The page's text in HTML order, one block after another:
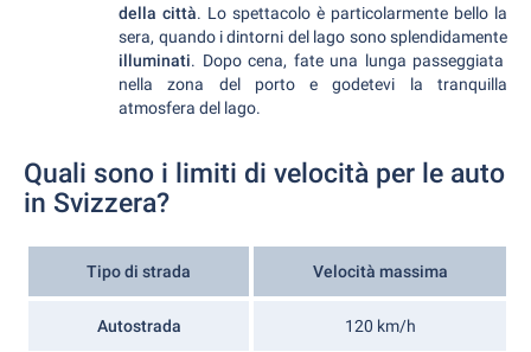
della città. Lo spettacolo è particolarmente bello la
sera, quando i dintorni del lago sono splendidamente
illuminati. Dopo cena, fate una lunga passeggiata
nella zona del porto e godetevi la tranquilla
atmosfera del lago.
Quali sono i limiti di velocità per le auto
in Svizzera?
Tipo di strada Velocità massima
Autostrada 120 km/h